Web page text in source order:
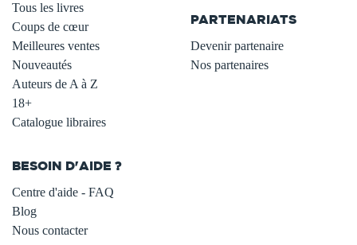
Tous les livres
Coups de cœur
Meilleures ventes
Nouveautés
Auteurs de A à Z
18+
Catalogue libraires
PARTENARIATS
Devenir partenaire
Nos partenaires
BESOIN D'AIDE ?
Centre d'aide - FAQ
Blog
Nous contacter